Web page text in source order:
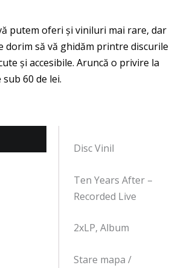
Disc Vinil
Ten Years After –
Recorded Live
2xLP, Album
Stare mapa /